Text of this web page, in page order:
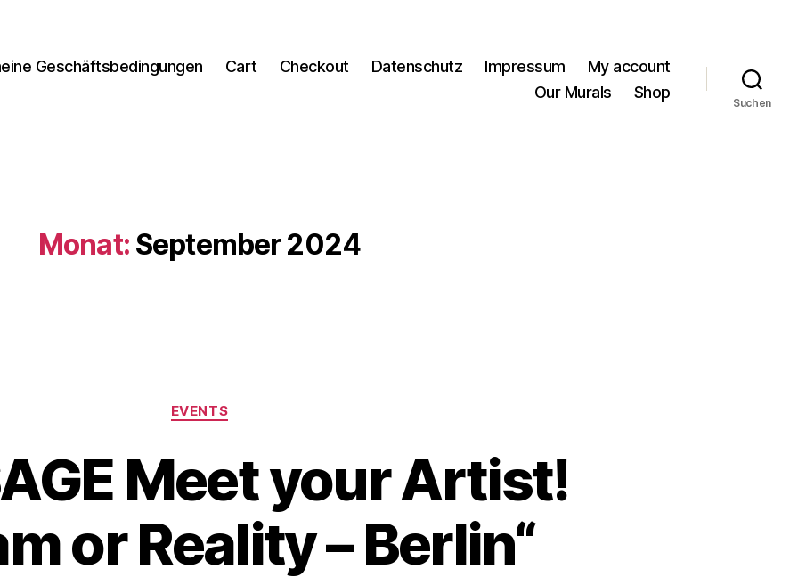
Geschäftsbedingungen Cart Checkout Datenschutz Impressum
My account
Our Murals
Shop
Suchen
Monat: September 2024
Kategorien
EVENTS
Meet your Artist!
or Reality – Berlin“
V
n